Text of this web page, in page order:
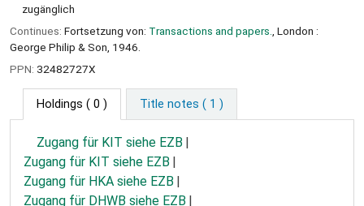
zugänglich
Continues: Fortsetzung von: Transactions and papers.
, London :
George Philip & Son, 1946.
PPN: 32482727X
Holdings ( 0 ) Title notes ( 1 )
Zugang für KIT siehe EZB
Zugang für KIT siehe EZB
Zugang für HKA siehe EZB
Zugang für DHWB siehe EZB